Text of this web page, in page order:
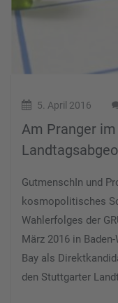
5. April 2016
Am Pranger im
GutmenschIn und
kosmopolitisches
Wahlerfolges der
März 2016 in
Bay als
den Stuttgarter